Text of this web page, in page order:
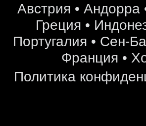
Австрия • Андорра
Греция •
Португалия • Сен-
Франция •
Политика